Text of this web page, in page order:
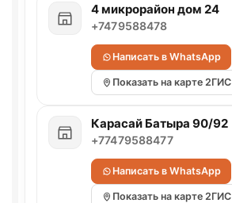
4 микрорайон дом 24
+7479588478
Написать в WhatsApp
Показать на карте 2ГИС
Карасай Батыра 90/92
+77479588477
Написать в WhatsApp
Показать на карте 2ГИС